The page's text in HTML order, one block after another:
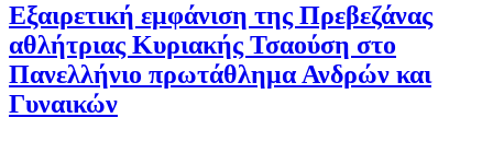
Εξαιρετική εμφάνιση της Πρεβεζάνας
αθλήτριας Κυριακής Τσαούση στο
Πανελλήνιο πρωτάθλημα Ανδρών και
Γυναικών